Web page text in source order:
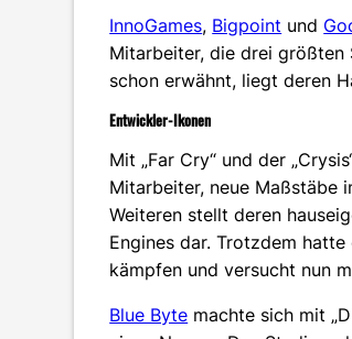
InnoGames, Bigpoint und
Mitarbeiter, die drei größten
schon erwähnt, liegt deren
Entwickler-Ikonen
Mit „Far Cry“ und der
Mitarbeiter, neue Maßstäbe
Weiteren stellt deren
Engines dar. Trotzdem
kämpfen und versucht nun
Blue Byte machte sich mit